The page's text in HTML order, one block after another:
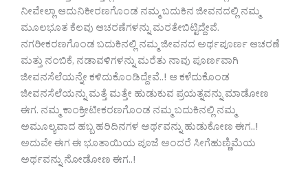
ನೀವೇಲ್ಲಾ ಆದುನಿಕೀರಣಗೊಂಡ ನಮ್ಮ ಬದುಕಿನ ಜೀವನದಲ್ಲಿ ನಮ್ಮ
ಮೂಲಭೂತ ಕೆಲವು ಆಚರಣೆಗಳನ್ನು ಮರತೇಬಿಟ್ಟಿದ್ದೇವೆ.
ನಗರೀಕರಣಗೊಂಡ ಬದುಕಿನಲ್ಲಿ ನಮ್ಮ ಜೀವನದ ಅರ್ಥಪೂರ್ಣ ಆಚರಣೆ
ಮತ್ತು ನಂಬಿಕೆ, ನಡಾವಳಿಗಳನ್ನು ಮರೆತು ನಾವು ಪೂರ್ಣವಾಗಿ
ಜೀವನಸೆಲೆಯನ್ನೇ ಕಳಿದುಕೊಂಡಿದ್ದೇವೆ..! ಆ ಕಳೆದುಕೊಂಡ
ಜೀವನಸೆಲೆಯನ್ನು ಮತ್ತೆ ಮತ್ತೇ ಹುಡುಕುವ ಪ್ರಯತ್ನವನ್ನು ಮಾಡೋಣ
ಈಗ. ನಮ್ಮ ಕಾಂಕ್ರೀಟೀಕರಣಗೊಂಡ ನಮ್ಮ ಬದುಕಿನಲ್ಲಿ ನಮ್ಮ
ಅಮೂಲ್ಯವಾದ ಹಬ್ಬ ಹರಿದಿನಗಳ ಅರ್ಥವನ್ನು ಹುಡುಕೋಣ ಈಗ..!
ಅದುವೇ ಈಗ ಈ ಭೂತಾಯಿಯ ಪೂಜೆ ಅಂದರೆ ಸೀಗೆಹುಣ್ಣಿಮೆಯ
ಅರ್ಥವನ್ನು ನೋಡೋಣ ಈಗ..!